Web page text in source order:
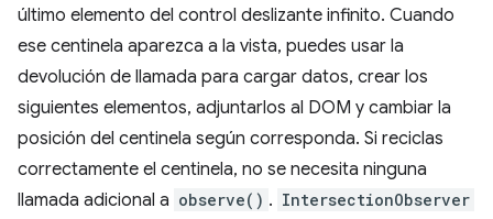
último elemento del control deslizante infinito. Cuando
ese centinela aparezca a la vista, puedes usar la
devolución de llamada para cargar datos, crear los
siguientes elementos, adjuntarlos al DOM y cambiar la
posición del centinela según corresponda. Si reciclas
correctamente el centinela, no se necesita ninguna
llamada adicional a observe() . IntersectionObserver